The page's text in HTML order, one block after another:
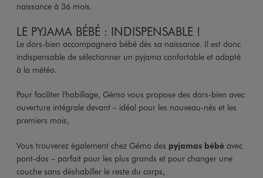
naissance à 36 mois.
LE PYJAMA BÉBÉ : INDISPENSABLE !
Le dors-bien accompagnera bébé dès sa naissance. Il est donc
indispensable de sélectionner un pyjama confortable et adapté
à la météo.
Pour faciliter l'habillage, Gémo vous propose des dors-bien avec
ouverture intégrale devant – idéal pour les nouveau-nés et les
premiers mois,
Vous trouverez également chez Gémo des pyjamas bébéavec
pont-dos – parfait pour les plus grands et pour changer une
couche sans déshabiller le reste du corps,